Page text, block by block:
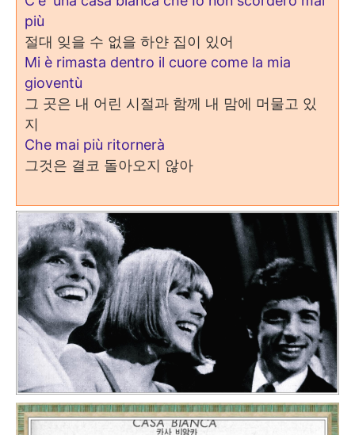
più
절대 잊을 수 없을 하얀 집이 있어
Mi è rimasta dentro il cuore come la mia
gioventù
그 곳은 내 어린 시절과 함께 내 맘에 머물고 있
지
Che mai più ritornerà
그것은 결코 돌아오지 않아